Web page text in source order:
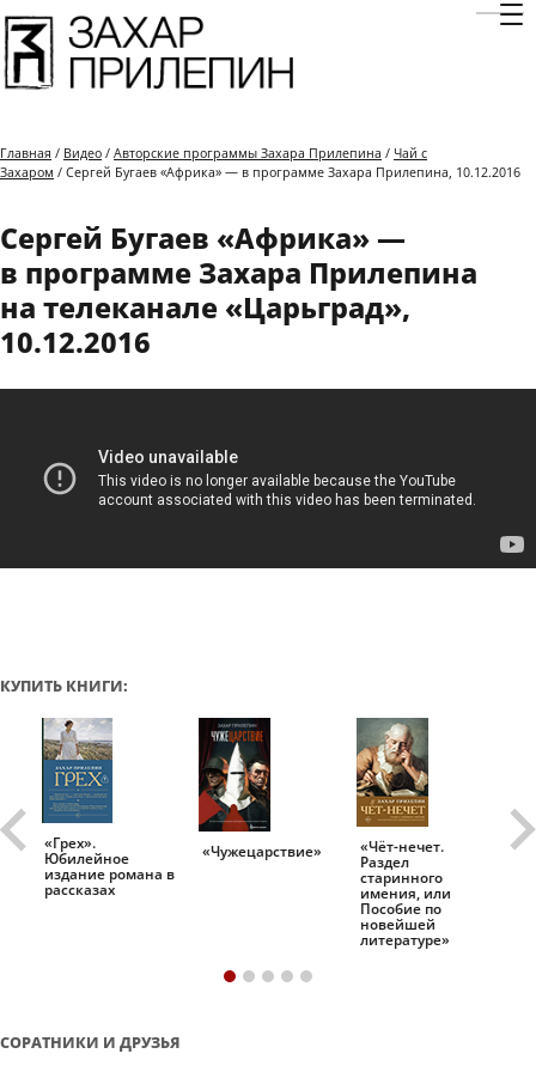
Главная / Видео / Авторские программы Захара Прилепина / Чай с
Захаром / Сергей Бугаев «Африка» — в программе Захара Прилепина, 10.12.2016
Сергей Бугаев «Африка» —
в программе Захара Прилепина
на телеканале «Царьград»,
10.12.2016
КУПИТЬ КНИГИ:
«Грех».
Юбилейное
издание романа в
рассказах
«Чужецарствие» «Чёт-нечет.
Раздел
старинного
имения, или
Пособие по
новейшей
литературе»
СОРАТНИКИ И ДРУЗЬЯ